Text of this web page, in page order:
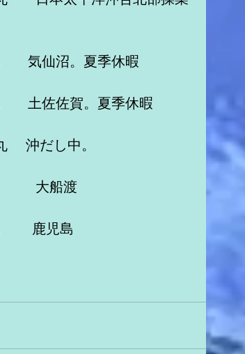
　気仙沼。夏季休暇
　土佐佐賀。夏季休暇
沖だし中。
　　大船渡
　 鹿児島